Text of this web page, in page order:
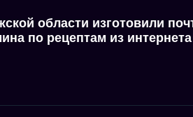
области изготовили
по рецептам из интернета